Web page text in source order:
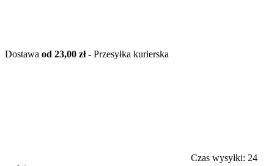
Dostawa od 23,00 zł- Przesyłka kurierska
Czas wysyłki: 24